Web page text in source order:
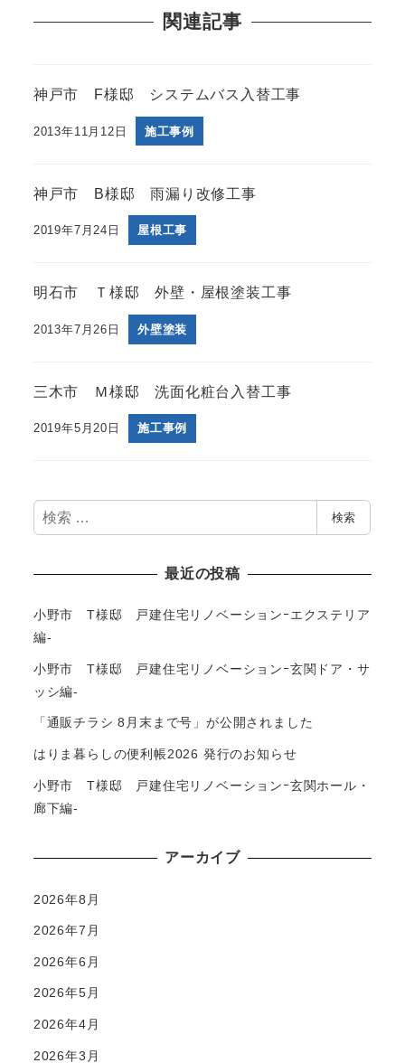
関連記事
神戸市 F様邸 システムバス入替工事
2013年11月12日 施工事例
神戸市 B様邸 雨漏り改修工事
2019年7月24日 屋根工事
明石市 Ｔ様邸 外壁・屋根塗装工事
2013年7月26日 外壁塗装
三木市 Ｍ様邸 洗面化粧台入替工事
2019年5月20日 施工事例
検
索
検索
最近の投稿
小野市 T様邸 戸建住宅リノベーションｰエクステリア
編-
小野市 T様邸 戸建住宅リノベーションｰ玄関ドア・サ
ッシ編-
「通販チラシ 8月末まで号」が公開されました
はりま暮らしの便利帳2026 発行のお知らせ
小野市 T様邸 戸建住宅リノベーションｰ玄関ホール・
廊下編-
アーカイブ
2026年8月
2026年7月
2026年6月
2026年5月
2026年4月
2026年3月